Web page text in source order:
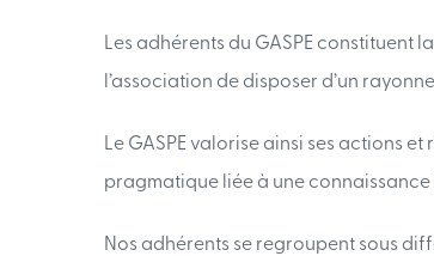
Les adhérents du GASPE constituent
l’association de disposer d’un
Le GASPE valorise ainsi ses actions
pragmatique liée à une
Nos adhérents se regroupent sous